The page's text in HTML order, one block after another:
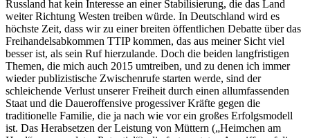
Russland hat kein Interesse an einer Stabilisierung, die das Land
weiter Richtung Westen treiben würde. In Deutschland wird es
höchste Zeit, dass wir zu einer breiten öffentlichen Debatte über das
Freihandelsabkommen TTIP kommen, das aus meiner Sicht viel
besser ist, als sein Ruf hierzulande. Doch die beiden langfristigen
Themen, die mich auch 2015 umtreiben, und zu denen ich immer
wieder publizistische Zwischenrufe starten werde, sind der
schleichende Verlust unserer Freiheit durch einen allumfassenden
Staat und die Daueroffensive progessiver Kräfte gegen die
traditionelle Familie, die ja nach wie vor ein großes Erfolgsmodell
ist. Das Herabsetzen der Leistung von Müttern („Heimchen am